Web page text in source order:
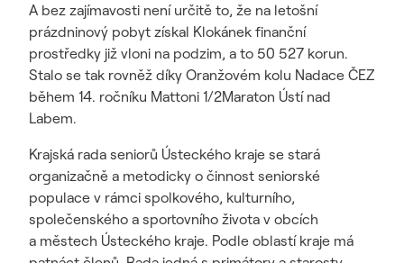
A bez zajímavosti není určitě to, že na letošní
prázdninový pobyt získal Klokánek finanční
prostředky již vloni na podzim, a to 50 527 korun.
Stalo se tak rovněž díky Oranžovém kolu Nadace ČEZ
během 14. ročníku Mattoni 1/2Maraton Ústí nad
Labem.
Krajská rada seniorů Ústeckého kraje se stará
organizačně a metodicky o činnost seniorské
populace v rámci spolkového, kulturního,
společenského a sportovního života v obcích
a městech Ústeckého kraje. Podle oblastí kraje má